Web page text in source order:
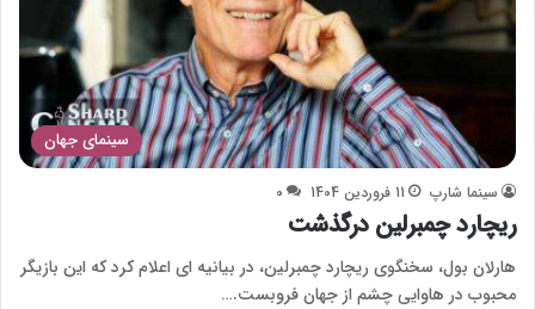
سینمای جهان
سینما شارپ 11 فروردین 1404 0
ریچارد چمبرلین درگذشت
هارلان بول، سخنگوی ریچارد چمبرلین، در بیانیه ای اعلام کرد که این بازیگر
محبوب در هاوایی چشم از جهان فروبست.…